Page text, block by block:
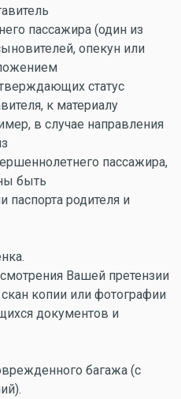
пассажира (один из
опекун или
статус
к материалу
в случае направления
пассажира,
быть
паспорта родителя и
Вашей претензии
копии или фотографии
документов и
багажа (с